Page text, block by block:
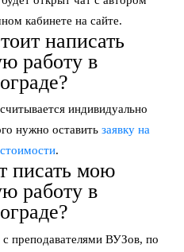
кабинете на сайте.
написать
работу в
индивидуально
нужно оставить заявку на
.
писать мою
работу в
преподавателями ВУЗов, по